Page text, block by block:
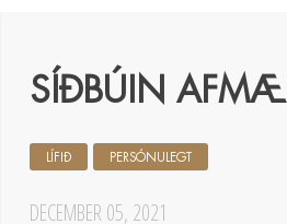
SÍÐBÚIN
DECEMBER 05, 2021
LÍFIÐ PERSÓNULEGT